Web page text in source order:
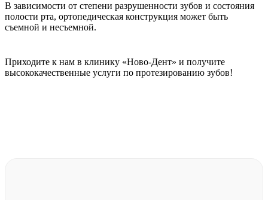
В зависимости от степени разрушенности зубов и состояния
полости рта, ортопедическая конструкция может быть
съемной и несъемной.
Приходите к нам в клинику «Ново-Дент» и получите
высококачественные услуги по протезированию зубов!